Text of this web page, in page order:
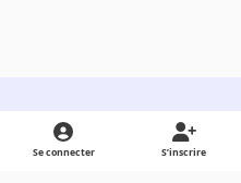
Light ModeDark ModeSystem Preference
Se connecter S’inscrire